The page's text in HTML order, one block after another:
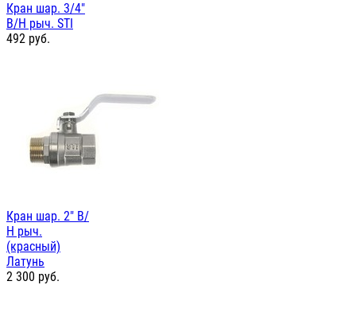
Кран шар. 3/4"
В/Н рыч. STI
492 руб.
Кран шар. 2" В/
Н рыч.
(красный)
Латунь
2 300 руб.